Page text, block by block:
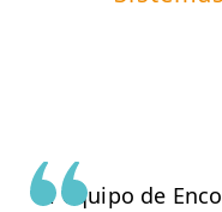
El equipo de